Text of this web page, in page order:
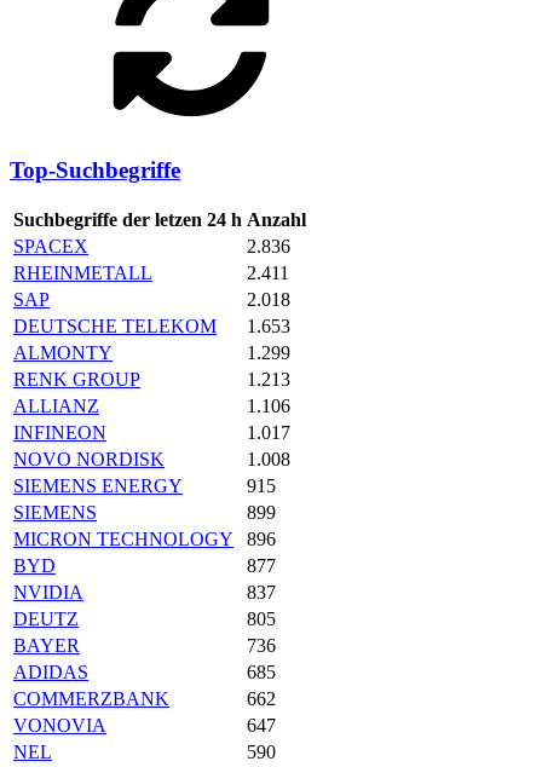
Top-Suchbegriffe
Suchbegriffe der letzen 24 h Anzahl
SPACEX
2.836
RHEINMETALL
2.411
SAP
2.018
DEUTSCHE TELEKOM
1.653
ALMONTY
1.299
RENK GROUP
1.213
ALLIANZ
1.106
INFINEON
1.017
NOVO NORDISK
1.008
SIEMENS ENERGY
915
SIEMENS
899
MICRON TECHNOLOGY
896
BYD
877
NVIDIA
837
DEUTZ
805
BAYER
736
ADIDAS
685
COMMERZBANK
662
VONOVIA
647
NEL
590